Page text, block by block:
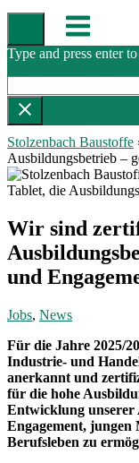
Skip
content
Menu
Type and press enter to
Stolzenbach Baustoffe
Ausbildungsbetrieb –
Wir sind
und
Jobs, News
Für die Jahre 2025/
Industrie- und
anerkannt und
für die hohe
Entwicklung unserer
Engagement, jungen
Berufsleben zu